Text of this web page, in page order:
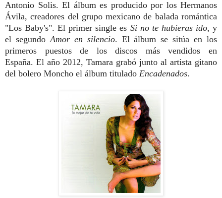
Antonio Solis. El álbum es producido por los Hermanos
Ávila, creadores del grupo mexicano de balada romántica
"Los Baby's". El primer single es Si no te hubieras ido, y
el segundo Amor en silencio. El álbum se sitúa en los
primeros puestos de los discos más vendidos en
España. El año 2012, Tamara grabó junto al artista gitano
del bolero Moncho el álbum titulado Encadenados.